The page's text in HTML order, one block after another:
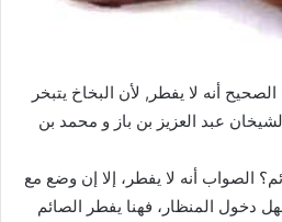
أنه لا يفطر, لأن البخاخ يتبخر
عبد العزيز بن باز و محمد بن
الصواب أنه لا يفطر، إلا إن وضع مع
دخول المنظار، فهنا يفطر الصائم